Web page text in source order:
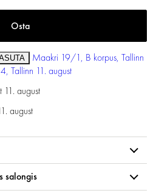
Maakri 19/1, B korpus, Tallinn
Tallinn 11. august
11. august
august
salongis